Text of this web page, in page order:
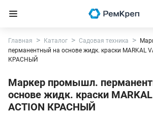
Главная Каталог Садовая техника
перманентный на основе жидк. краски MARKAL
КРАСНЫЙ
Маркер промышл.
основе жидк. краски MARKAL
ACTION КРАСНЫЙ